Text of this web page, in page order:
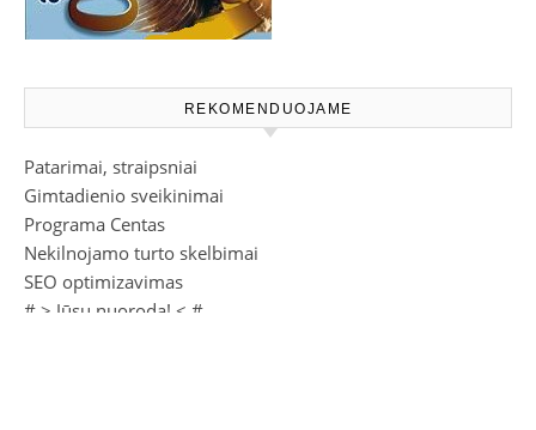
REKOMENDUOJAME
Patarimai, straipsniai
Gimtadienio sveikinimai
Programa Centas
Nekilnojamo turto skelbimai
SEO optimizavimas
# > Jūsų nuoroda! < #